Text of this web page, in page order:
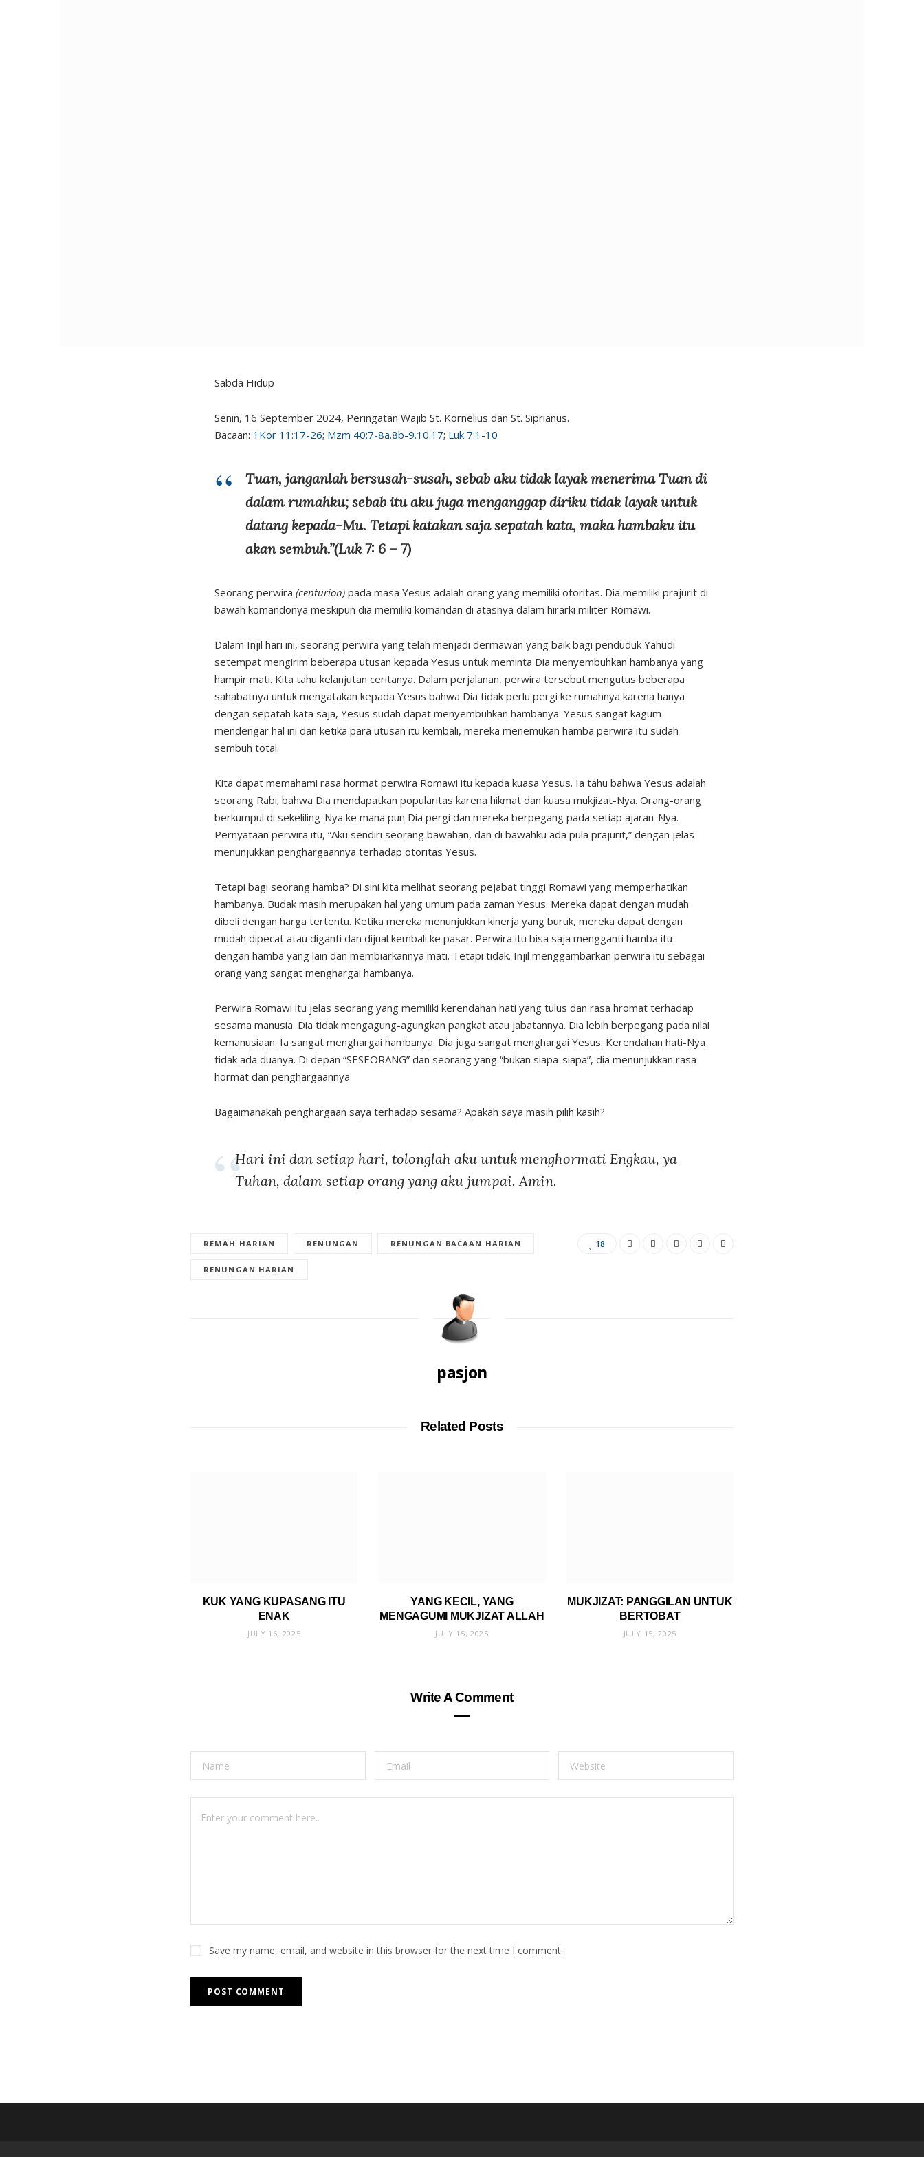
Sabda Hidup
Senin, 16 September 2024, Peringatan Wajib St. Kornelius dan St. Siprianus.
Bacaan: 1Kor 11:17-26; Mzm 40:7-8a.8b-9.10.17; Luk 7:1-10
Tuan, janganlah bersusah-susah, sebab aku tidak layak menerima Tuan di
dalam rumahku; sebab itu aku juga menganggap diriku tidak layak untuk
datang kepada-Mu. Tetapi katakan saja sepatah kata, maka hambaku itu
akan sembuh.”(Luk 7: 6 – 7)
Seorang perwira (centurion) pada masa Yesus adalah orang yang memiliki otoritas. Dia memiliki prajurit di
bawah komandonya meskipun dia memiliki komandan di atasnya dalam hirarki militer Romawi.
Dalam Injil hari ini, seorang perwira yang telah menjadi dermawan yang baik bagi penduduk Yahudi
setempat mengirim beberapa utusan kepada Yesus untuk meminta Dia menyembuhkan hambanya yang
hampir mati. Kita tahu kelanjutan ceritanya. Dalam perjalanan, perwira tersebut mengutus beberapa
sahabatnya untuk mengatakan kepada Yesus bahwa Dia tidak perlu pergi ke rumahnya karena hanya
dengan sepatah kata saja, Yesus sudah dapat menyembuhkan hambanya. Yesus sangat kagum
mendengar hal ini dan ketika para utusan itu kembali, mereka menemukan hamba perwira itu sudah
sembuh total.
Kita dapat memahami rasa hormat perwira Romawi itu kepada kuasa Yesus. Ia tahu bahwa Yesus adalah
seorang Rabi; bahwa Dia mendapatkan popularitas karena hikmat dan kuasa mukjizat-Nya. Orang-orang
berkumpul di sekeliling-Nya ke mana pun Dia pergi dan mereka berpegang pada setiap ajaran-Nya.
Pernyataan perwira itu, “Aku sendiri seorang bawahan, dan di bawahku ada pula prajurit,” dengan jelas
menunjukkan penghargaannya terhadap otoritas Yesus.
Tetapi bagi seorang hamba? Di sini kita melihat seorang pejabat tinggi Romawi yang memperhatikan
hambanya. Budak masih merupakan hal yang umum pada zaman Yesus. Mereka dapat dengan mudah
dibeli dengan harga tertentu. Ketika mereka menunjukkan kinerja yang buruk, mereka dapat dengan
mudah dipecat atau diganti dan dijual kembali ke pasar. Perwira itu bisa saja mengganti hamba itu
dengan hamba yang lain dan membiarkannya mati. Tetapi tidak. Injil menggambarkan perwira itu sebagai
orang yang sangat menghargai hambanya.
Perwira Romawi itu jelas seorang yang memiliki kerendahan hati yang tulus dan rasa hromat terhadap
sesama manusia. Dia tidak mengagung-agungkan pangkat atau jabatannya. Dia lebih berpegang pada nilai
kemanusiaan. Ia sangat menghargai hambanya. Dia juga sangat menghargai Yesus. Kerendahan hati-Nya
tidak ada duanya. Di depan “SESEORANG” dan seorang yang “bukan siapa-siapa”, dia menunjukkan rasa
hormat dan penghargaannya.
Bagaimanakah penghargaan saya terhadap sesama? Apakah saya masih pilih kasih?
Hari ini dan setiap hari, tolonglah aku untuk menghormati Engkau, ya
Tuhan, dalam setiap orang yang aku jumpai. Amin.
REMAH HARIAN RENUNGAN RENUNGAN BACAAN HARIAN
RENUNGAN HARIAN
18
pasjon
Related Posts
KUK YANG KUPASANG ITU
ENAK
JULY 16, 2025
YANG KECIL, YANG
MENGAGUMI MUKJIZAT ALLAH
JULY 15, 2025
MUKJIZAT: PANGGILAN UNTUK
BERTOBAT
JULY 15, 2025
Write A Comment
Save my name, email, and website in this browser for the next time I comment.